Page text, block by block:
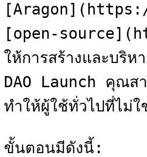
[open-
ให้การสร้างและบริห
DAO Launch คุณส
ทำให้ผู้ใช้ทั่วไปที่ไม่
ขั้นตอนมีดังนี้: